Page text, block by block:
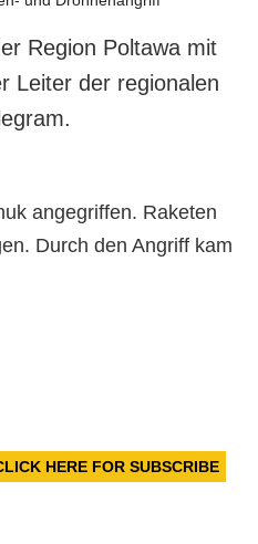
Region Poltawa mit
Leiter der regionalen
angegriffen. Raketen
Durch den Angriff kam
HERE FOR SUBSCRIBE